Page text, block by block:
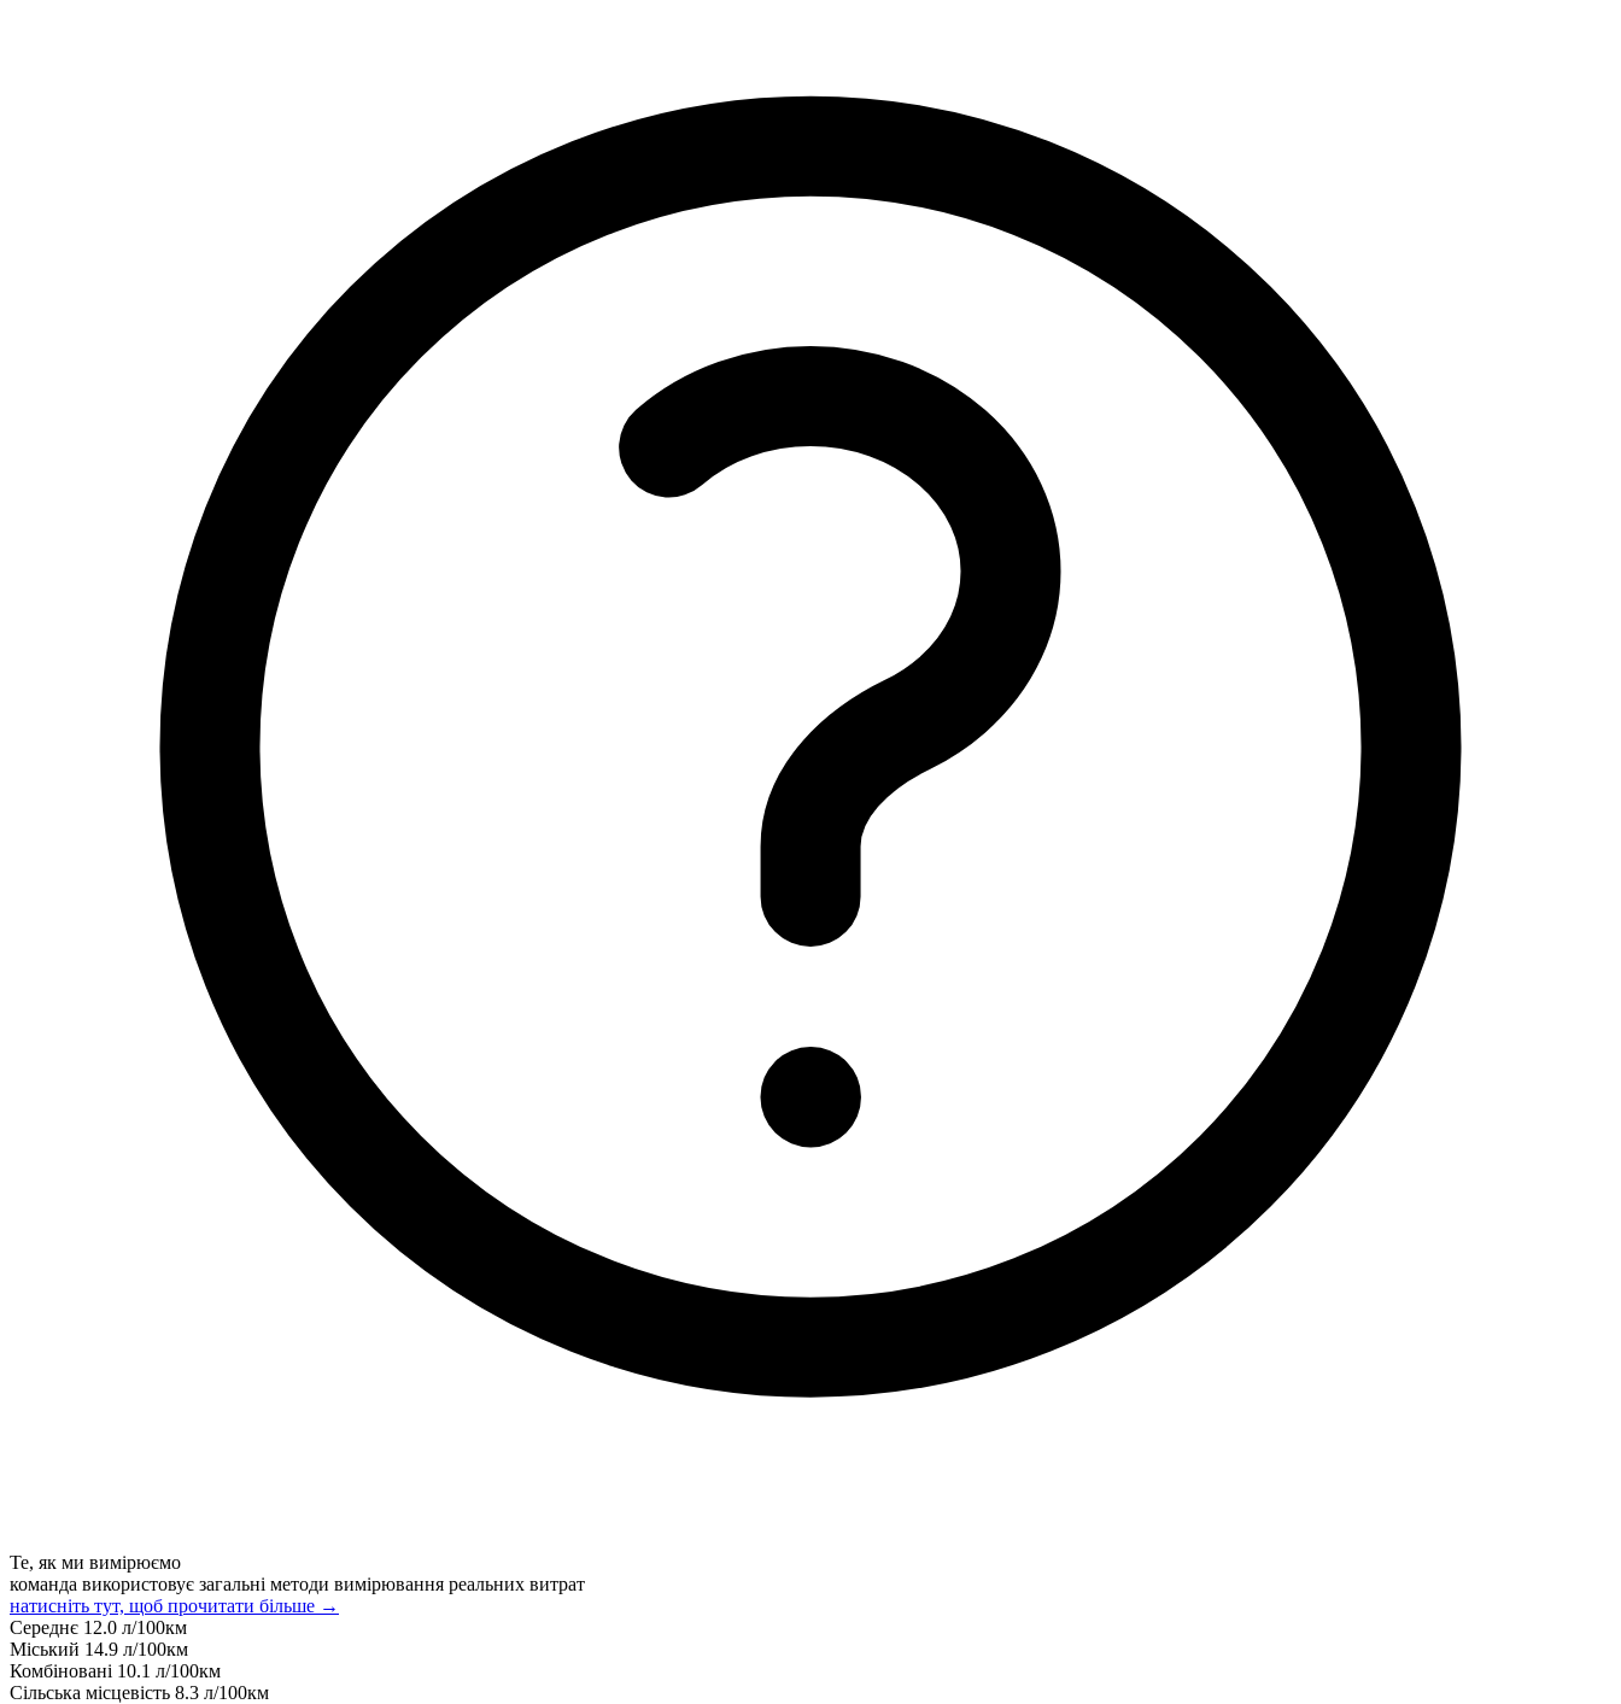
Те, як ми вимірюємо
команда використовує загальні методи вимірювання реальних витрат
натисніть тут, щоб прочитати більше →
Середнє 12.0 л/100км
Міський 14.9 л/100км
Комбіновані 10.1 л/100км
Сільська місцевість 8.3 л/100км